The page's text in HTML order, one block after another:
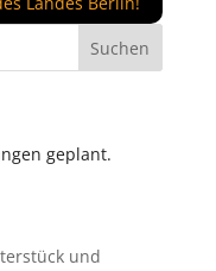
geplant.
und